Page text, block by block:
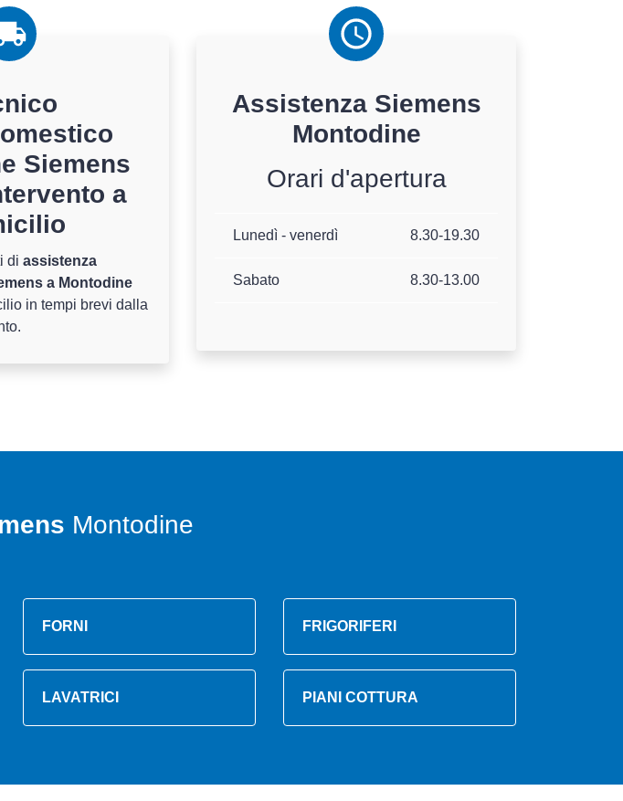
Siemens
a
di assistenza
a Montodine
in tempi brevi dalla
Assistenza Siemens
Montodine
Orari d'apertura
Lunedì - venerdì 8.30-19.30
Sabato 8.30-13.00
Montodine
FORNI FRIGORIFERI
LAVATRICI PIANI COTTURA